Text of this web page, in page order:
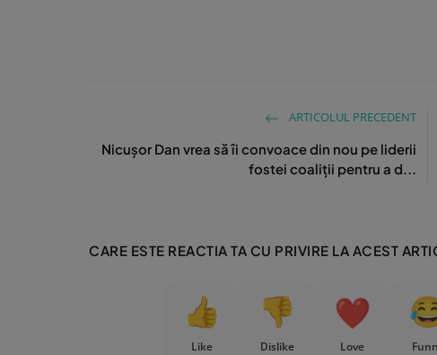
ARTICOLUL PRECEDENT
Nicușor Dan vrea să îi convoace din nou pe liderii
fostei coaliții pentru a d...
CARE ESTE REACTIA TA CU PRIVIRE LA ACEST
Like Dislike Love